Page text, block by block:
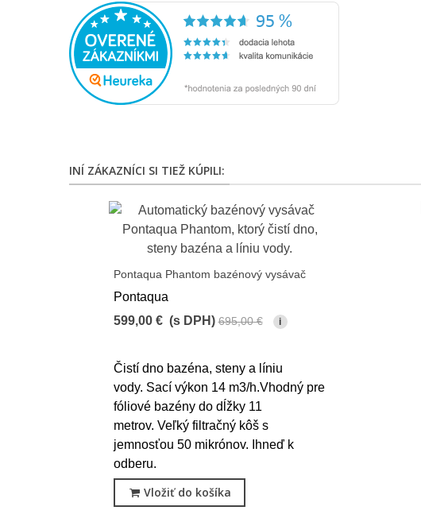
INÍ ZÁKAZNÍCI SI TIEŽ KÚPILI:
Pontaqua Phantom bazénový vysávač
Pontaqua
599,00 € (s DPH) 695,00 € i
Čistí dno bazéna, steny a líniu
vody. Sací výkon 14 m3/h.Vhodný pre
fóliové bazény do dĺžky 11
metrov. Veľký filtračný kôš s
jemnosťou 50 mikrónov. Ihneď k
odberu.
Vložiť do košíka